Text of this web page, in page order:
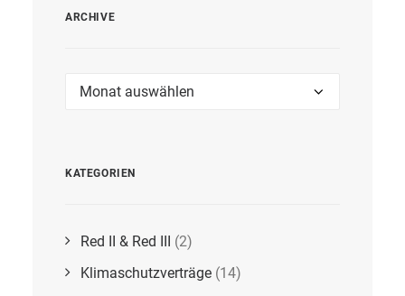
ARCHIVE
Archive
KATEGORIEN
Red II & Red III (2)
Klimaschutzverträge (14)